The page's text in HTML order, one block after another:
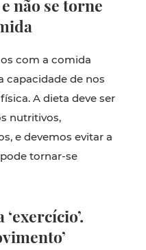
não se torne
com a comida
capacidade de nos
A dieta deve ser
nutritivos,
e devemos evitar a
tornar-se